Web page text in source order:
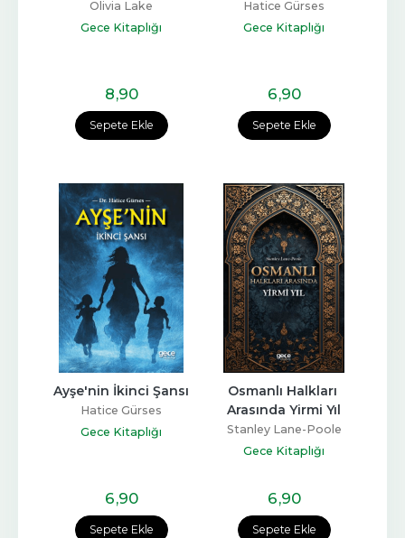
Sepete Ekle
Olivia Lake
Gece Kitaplığı
8,90
Sepete Ekle
Hatice Gürses
Gece Kitaplığı
6,90
Sepete Ekle
Ayşe'nin İkinci Şansı
Hatice Gürses
Gece Kitaplığı
6,90
Sepete Ekle
Osmanlı Halkları
Arasında Yirmi Yıl
Stanley Lane-Poole
Gece Kitaplığı
6,90